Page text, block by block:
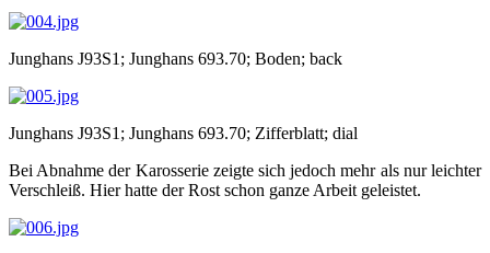
Junghans J93S1; Junghans 693.70; Boden; back
Junghans J93S1; Junghans 693.70; Zifferblatt; dial
Bei Abnahme der Karosserie zeigte sich jedoch mehr als nur leichter
Verschleiß. Hier hatte der Rost schon ganze Arbeit geleistet.